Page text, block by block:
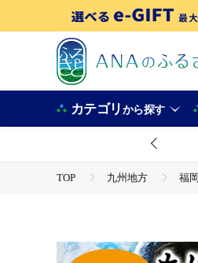
カテゴリから探す
TOP 九州地方 福